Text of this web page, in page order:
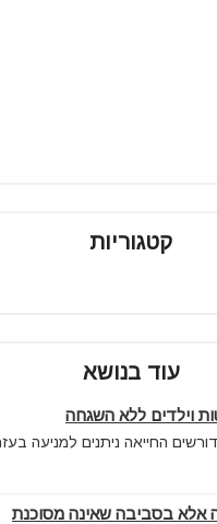
קטגוריות
עוד בנושא
וילדים ללא השגחה
החייאה ניתנים למניעה
אלא בסביבה שאינה מסוכנת